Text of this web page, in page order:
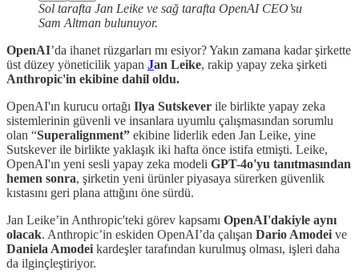
Sol tarafta Jan Leike ve sağ tarafta OpenAI CEO’su
Sam Altman bulunuyor.
OpenAI’da ihanet rüzgarları mı esiyor? Yakın zamana kadar şirkette
üst düzey yöneticilik yapan Jan Leike, rakip yapay zeka şirketi
Anthropic'in ekibine dahil oldu.
OpenAI'ın kurucu ortağı Ilya Sutskever ile birlikte yapay zeka
sistemlerinin güvenli ve insanlara uyumlu çalışmasından sorumlu
olan “Superalignment” ekibine liderlik eden Jan Leike, yine
Sutskever ile birlikte yaklaşık iki hafta önce istifa etmişti. Leike,
OpenAI'ın yeni sesli yapay zeka modeli GPT-4o'yu tanıtmasından
hemen sonra, şirketin yeni ürünler piyasaya sürerken güvenlik
kıstasını geri plana attığını öne sürdü.
Jan Leike’in Anthropic'teki görev kapsamı OpenAI'dakiyle aynı
olacak. Anthropic’in eskiden OpenAI’da çalışan Dario Amodei ve
Daniela Amodei kardeşler tarafından kurulmuş olması, işleri daha
da ilginçleştiriyor.